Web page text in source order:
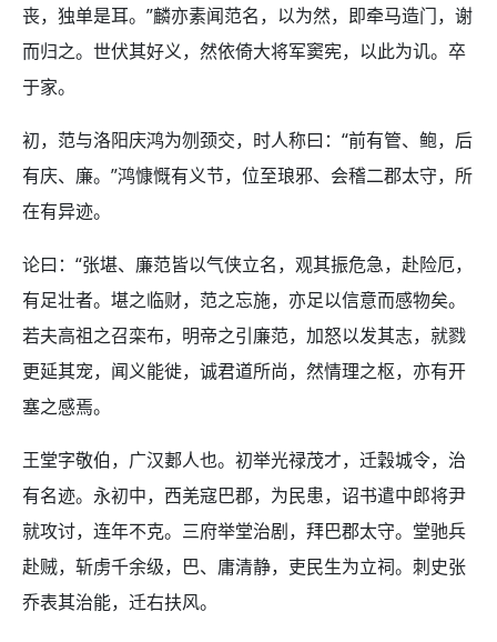
丧，独单是耳。”麟亦素闻范名，以为然，即牵马造门，谢
而归之。世伏其好义，然依倚大将军窦宪，以此为讥。卒
于家。
初，范与洛阳庆鸿为刎颈交，时人称曰：“前有管、鲍，后
有庆、廉。”鸿慷慨有义节，位至琅邪、会稽二郡太守，所
在有异迹。
论曰：“张堪、廉范皆以气侠立名，观其振危急，赴险厄，
有足壮者。堪之临财，范之忘施，亦足以信意而感物矣。
若夫高祖之召栾布，明帝之引廉范，加怒以发其志，就戮
更延其宠，闻义能徙，诚君道所尚，然情理之枢，亦有开
塞之感焉。
王堂字敬伯，广汉郪人也。初举光禄茂才，迁穀城令，治
有名迹。永初中，西羌寇巴郡，为民患，诏书遣中郎将尹
就攻讨，连年不克。三府举堂治剧，拜巴郡太守。堂驰兵
赴贼，斩虏千余级，巴、庸清静，吏民生为立祠。刺史张
乔表其治能，迁右扶风。